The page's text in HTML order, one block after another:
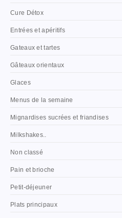
Cure Détox
Entrées et apéritifs
Gateaux et tartes
Gâteaux orientaux
Glaces
Menus de la semaine
Mignardises sucrées et friandises
Milkshakes..
Non classé
Pain et brioche
Petit-déjeuner
Plats principaux